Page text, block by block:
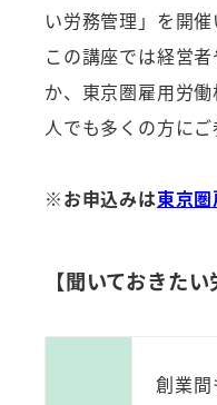
い労務管理」を開催
この講座では経営
か、東京圏雇用労
人でも多くの方にご
※お申込みは東京
【聞いておきた
創業